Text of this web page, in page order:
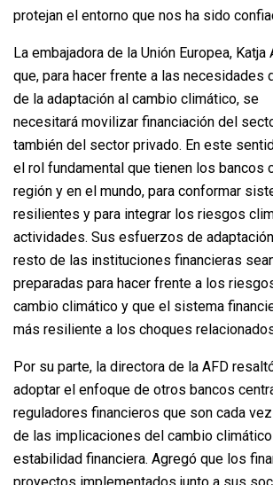
protejan el entorno que nos ha sido
La embajadora de la Unión Europea,
que, para hacer frente a las necesidades
de la adaptación al cambio climático, se
necesitará movilizar financiación del
también del sector privado. En este
el rol fundamental que tienen los bancos
región y en el mundo, para conformar
resilientes y para integrar los riesgos
actividades. Sus esfuerzos de
resto de las instituciones financieras
preparadas para hacer frente a los
cambio climático y que el sistema
más resiliente a los choques
Por su parte, la directora de la AFD
adoptar el enfoque de otros bancos
reguladores financieros que son cada
de las implicaciones del cambio
estabilidad financiera. Agregó que los